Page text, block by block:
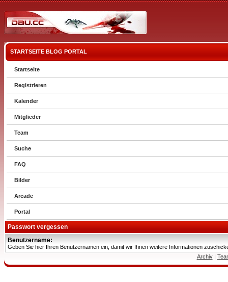
STARTSEITE BLOG PORTAL
Startseite
Registrieren
Kalender
Mitglieder
Team
Suche
FAQ
Bilder
Arcade
Portal
Passwort vergessen
Benutzername:
Geben Sie hier Ihren Benutzernamen ein, damit wir Ihnen weitere Informationen
Archiv|